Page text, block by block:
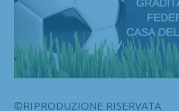
©RIPRODUZIONE RISERVATA